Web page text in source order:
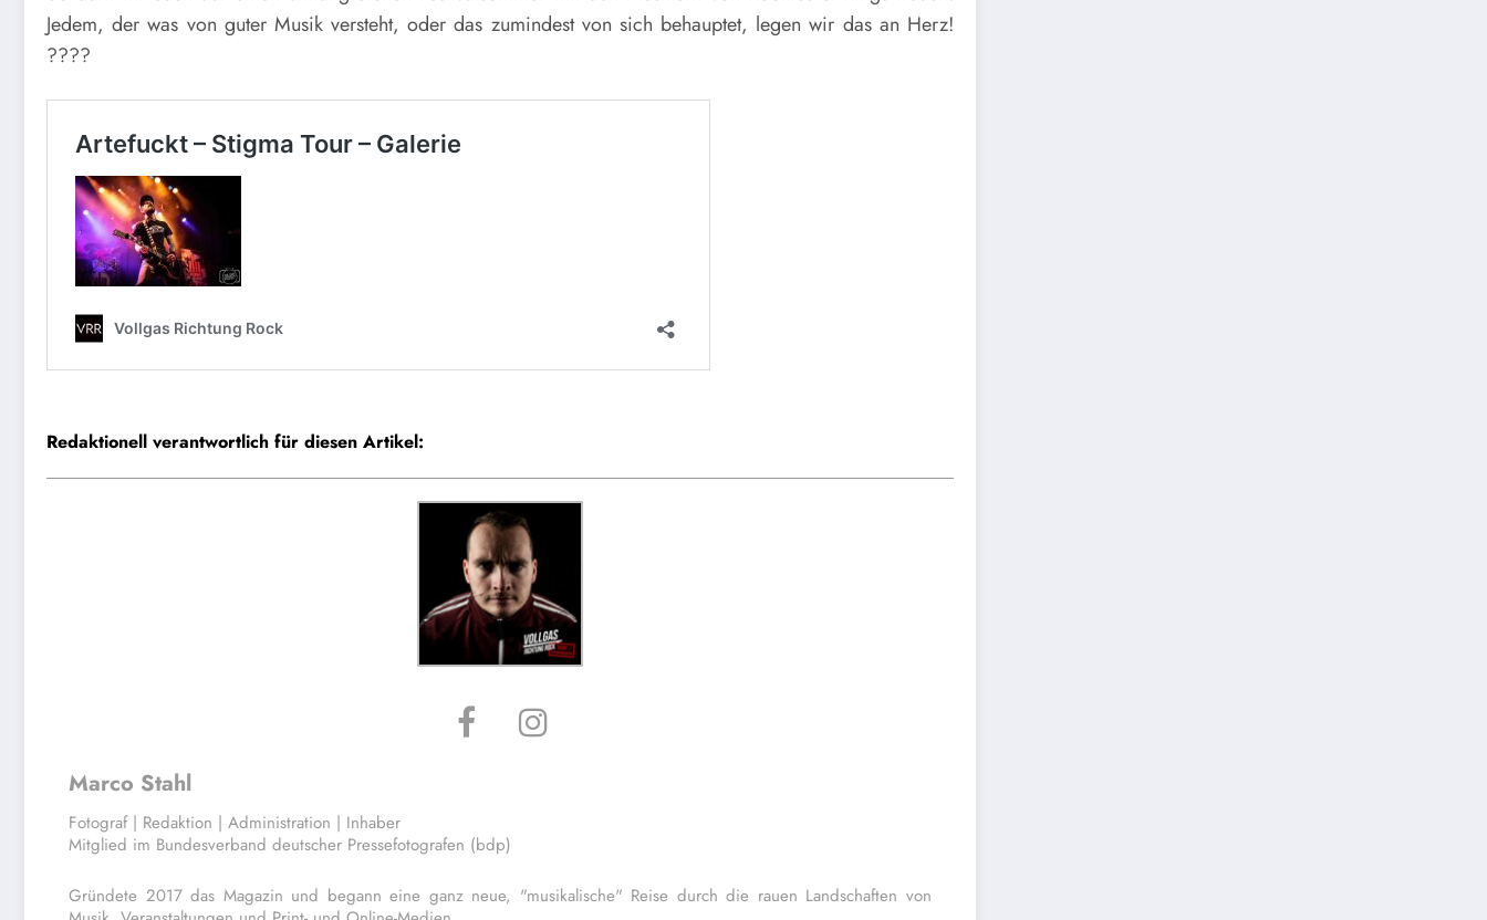
Jedem, der was von guter Musik versteht, oder das zumindest von sich behauptet, legen wir das an Herz!
????
Redaktionell verantwortlich für diesen Artikel:
Marco Stahl
Fotograf | Redaktion | Administration | Inhaber
Mitglied im Bundesverband deutscher Pressefotografen (bdp)
Gründete 2017 das Magazin und begann eine ganz neue, "musikalische" Reise durch die rauen Landschaften von